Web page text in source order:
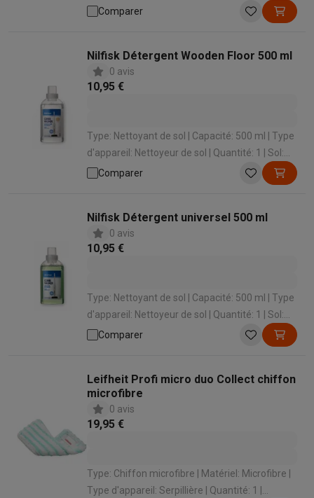
Comparer
Nilfisk Détergent Wooden Floor 500 ml
0 avis
10,95 €
Type: Nettoyant de sol | Capacité: 500 ml | Type
d'appareil: Nettoyeur de sol | Quantité: 1 | Sol:
Planchers en bois
Comparer
Nilfisk Détergent universel 500 ml
0 avis
10,95 €
Type: Nettoyant de sol | Capacité: 500 ml | Type
d'appareil: Nettoyeur de sol | Quantité: 1 | Sol:
Universel
Comparer
Leifheit Profi micro duo Collect chiffon
microfibre
0 avis
19,95 €
Type: Chiffon microfibre | Matériel: Microfibre |
Type d'appareil: Serpillière | Quantité: 1 |